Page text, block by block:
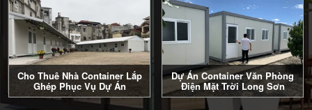
Cho Thuê Nhà Container Lắp
Ghép Phục Vụ Dự Án
Dự Án Container Văn Phòng
Điện Mặt Trời Long Sơn